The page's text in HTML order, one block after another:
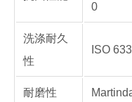
0
洗涤耐久
性
ISO
耐磨性